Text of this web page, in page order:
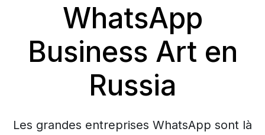
WhatsApp
Business Art en
Russia
Les grandes entreprises WhatsApp sont là